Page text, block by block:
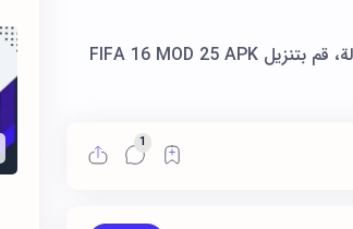
تحميل فيفا 16 مود 25 APK لعبة كرة القدم المحولة لشكل نسخة فيفا 2025 المعدلة، قم بتنزيل FIFA 16 MOD 25 APK